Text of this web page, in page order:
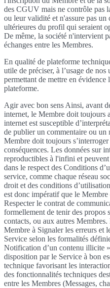
des CGUV mais ne contrôle pas
ou leur validité et n'assure pas
ultérieures du profil qui seraient
De même, la société n'intervient
échanges entre les Membres.
En qualité de plateforme
utile de préciser, à l’usage de
permettant de mettre en évidence
plateforme.
Agir avec bon sens Ainsi, avant
internet, le Membre doit toujours
internet est susceptible
de publier un commentaire ou un
Membre doit toujours
conséquences. Les données sur
reproductibles à l'infini et
dans le respect des Conditions
service, comme chaque réseau
droit et des conditions
est donc impératif que le Membre
Respecter le contrat de
formellement de tenir des propos
contacts, ou aux autres
Membre à Signaler les erreurs et
Service selon les formalités
Notification d’un contenu illicite
disposition par le Service à bon
technique favorisant les
des fonctionnalités techniques
entre les Membres (Messages,